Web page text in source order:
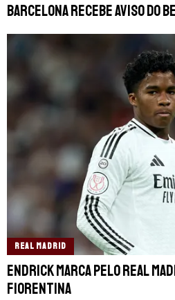
Barcelona recebe aviso do
REAL MADRID
Endrick marca pelo Real
Fiorentina